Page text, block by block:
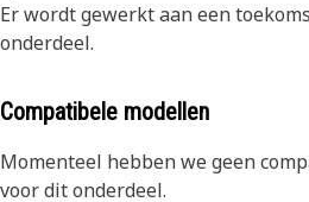
Er wordt gewerkt aan een
onderdeel.
Compatibele modellen
Momenteel hebben we geen
voor dit onderdeel.